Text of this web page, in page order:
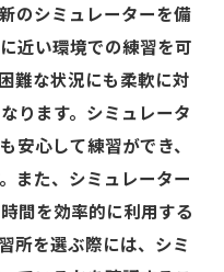
のシミュレーターを備
近い環境での練習を可
難な状況にも柔軟に対
ります。シミュレータ
安心して練習ができ、
また、シミュレーター
間を効率的に利用する
所を選ぶ際には、シミ